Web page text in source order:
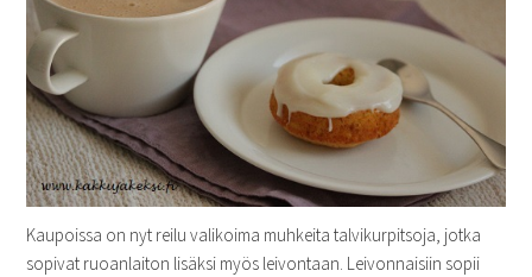
Kaupoissa on nyt reilu valikoima muhkeita talvikurpitsoja, jotka
sopivat ruoanlaiton lisäksi myös leivontaan. Leivonnaisiin sopii